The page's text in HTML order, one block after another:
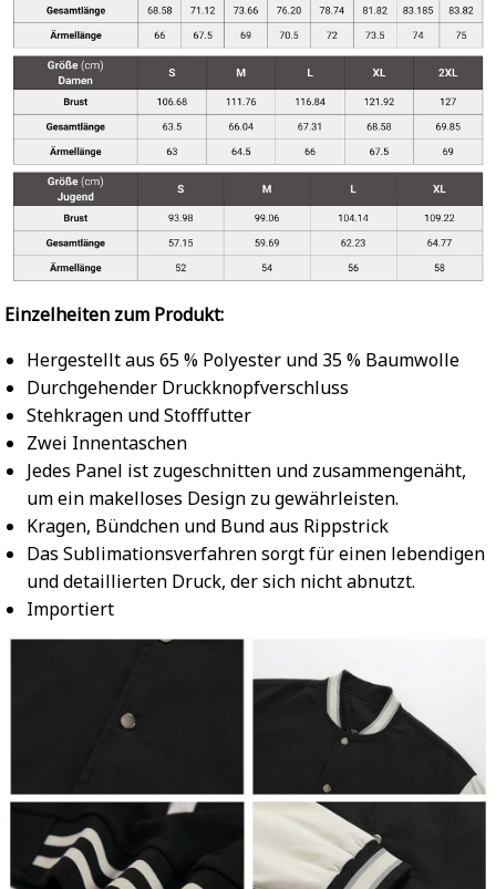
Einzelheiten zum Produkt:
Hergestellt aus 65 % Polyester und 35 % Baumwolle
Durchgehender Druckknopfverschluss
Stehkragen und Stofffutter
Zwei Innentaschen
Jedes Panel ist zugeschnitten und zusammengenäht,
um ein makelloses Design zu gewährleisten.
Kragen, Bündchen und Bund aus Rippstrick
Das Sublimationsverfahren sorgt für einen lebendigen
und detaillierten Druck, der sich nicht abnutzt.
Importiert